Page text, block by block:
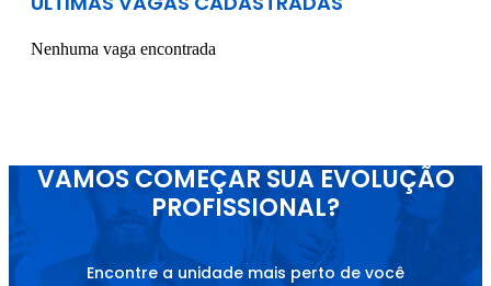
Nenhuma vaga encontrada
VAMOS COMEÇAR SUA EVOLUÇÃO
PROFISSIONAL?
Encontre a unidade mais perto de você